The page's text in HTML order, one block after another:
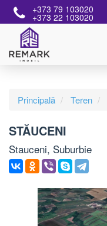
+373 79 103020
+373 22 103020
Principală Teren
STĂUCENI
Stauceni, Suburbie